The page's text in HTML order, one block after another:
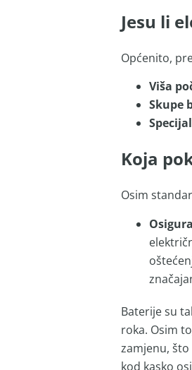
Jesu li
Općenito,
Viša
Skupe
Koja
Osim
Baterije su
roka. Osim
zamjenu,
kod kasko